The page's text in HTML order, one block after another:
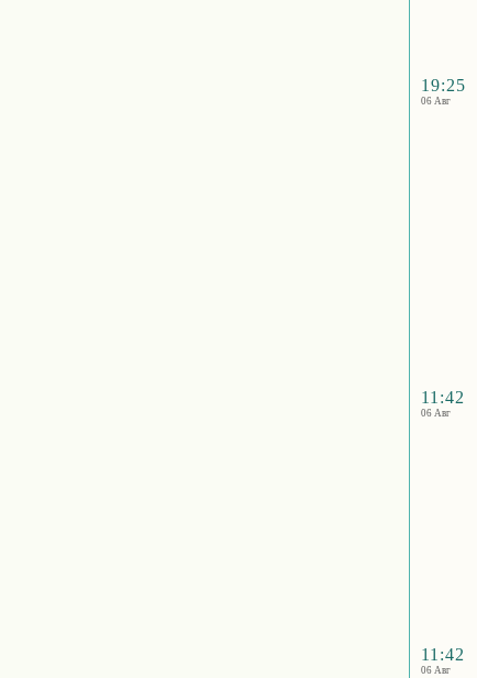
19:25
06 Авг
11:42
06 Авг
11:42
06 Авг